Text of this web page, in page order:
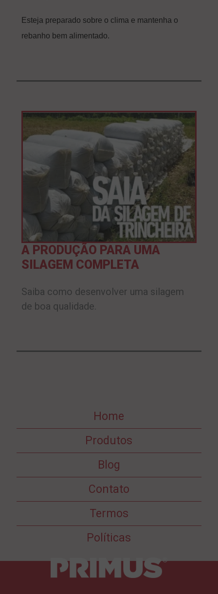
Esteja preparado sobre o clima e mantenha o
rebanho bem alimentado.
A PRODUÇÃO PARA UMA
SILAGEM COMPLETA
Saiba como desenvolver uma silagem
de boa qualidade.
Home
Produtos
Blog
Contato
Termos
Políticas